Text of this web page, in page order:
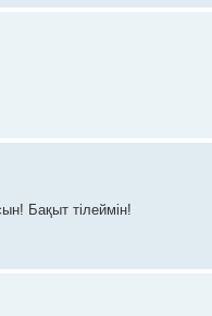
Бақыт тілеймін!